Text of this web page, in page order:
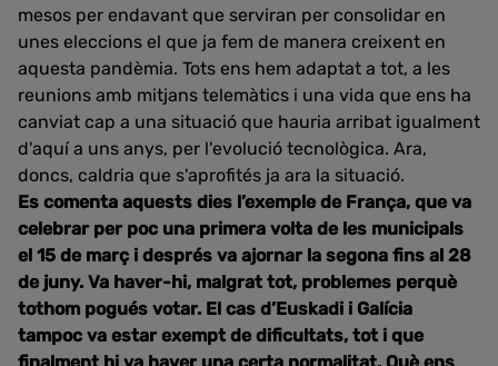
mesos per endavant que serviran per consolidar en
unes eleccions el que ja fem de manera creixent en
aquesta pandèmia. Tots ens hem adaptat a tot, a les
reunions amb mitjans telemàtics i una vida que ens ha
canviat cap a una situació que hauria arribat igualment
d'aquí a uns anys, per l'evolució tecnològica. Ara,
doncs, caldria que s'aprofités ja ara la situació.
Es comenta aquests dies l’exemple de França, que va
celebrar per poc una primera volta de les municipals
el 15 de març i després va ajornar la segona fins al 28
de juny. Va haver-hi, malgrat tot, problemes perquè
tothom pogués votar. El cas d’Euskadi i Galícia
tampoc va estar exempt de dificultats, tot i que